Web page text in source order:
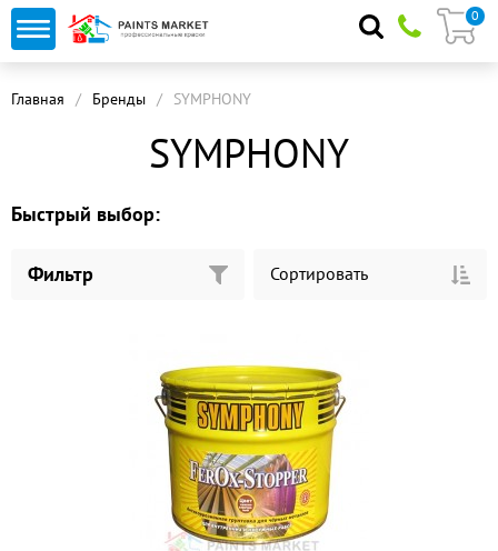
0
Главная Бренды SYMPHONY
SYMPHONY
Быстрый выбор:
Фильтр Сортировать